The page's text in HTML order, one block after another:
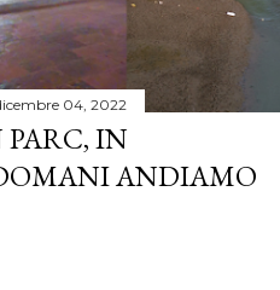
04, 2022
IN
ANDIAMO